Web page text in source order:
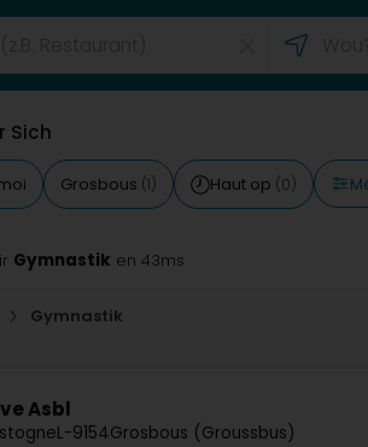
Sich
Grosbous (1) Haut op (0)
Gymnastik en 43ms
Gymnastik
Asbl
L-9154Grosbous (Groussbus)